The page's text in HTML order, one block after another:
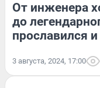
От инженера
до
прославился
3 августа, 2024, 17:00